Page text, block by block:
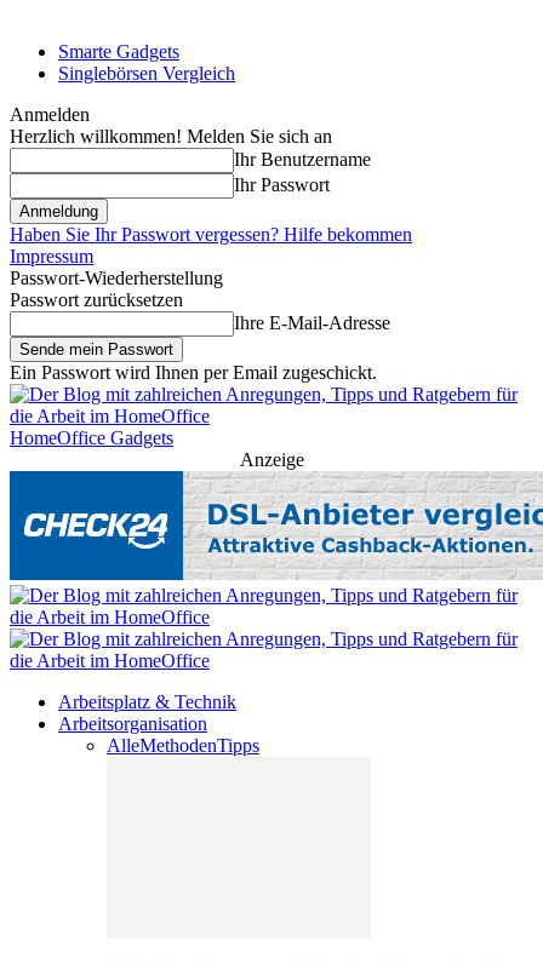
Smarte Gadgets
Singlebörsen Vergleich
Anmelden
Herzlich willkommen! Melden Sie sich an
Ihr Benutzername
Ihr Passwort
Haben Sie Ihr Passwort vergessen? Hilfe bekommen
Impressum
Passwort-Wiederherstellung
Passwort zurücksetzen
Ihre E-Mail-Adresse
Ein Passwort wird Ihnen per Email zugeschickt.
HomeOffice Gadgets
Anzeige
Arbeitsplatz & Technik
Arbeitsorganisation
AlleMethodenTipps